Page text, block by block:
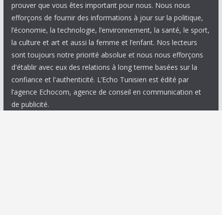
prouver que vous êtes important pour nous. Nous nous
efforçons de fournir des informations à jour sur la politique,
l’économie, la technologie, l’environnement, la santé, le sport,
la culture et art et aussi la femme et l’enfant. Nos lecteurs
sont toujours notre priorité absolue et nous nous efforçons
d'établir avec eux des relations à long terme basées sur la
confiance et l'authenticité. L’Echo Tunisien est édité par
l’agence Echocom, agence de conseil en communication et
de publicité.